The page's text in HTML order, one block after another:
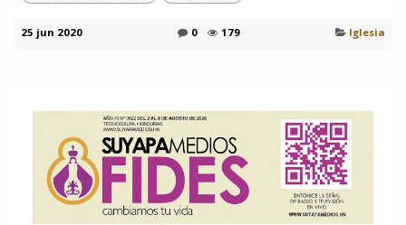
25 jun 2020 0 179 Iglesia